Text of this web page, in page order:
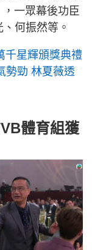
一眾幕後功臣
何振然等。
千星輝頒獎典禮
勢勁 林夏薇透
體育組獲